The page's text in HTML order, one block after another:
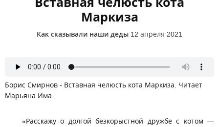
Маркиза
Как сказывали наши деды 12 апреля 2021
Борис Смирнов - Вставная челюсть кота Маркиза. Читает
Марьяна Има
«Расскажу о долгой безкорыстной дружбе с котом —